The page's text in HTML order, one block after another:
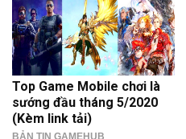
Top Game Mobile chơi là
sướng đầu tháng 5/2020
(Kèm link tải)